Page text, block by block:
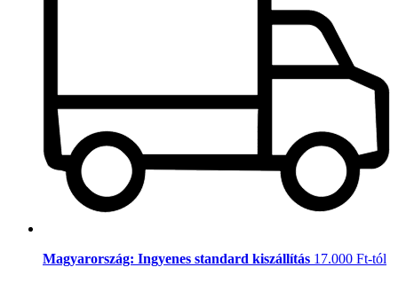
Magyarország: Ingyenes standard kiszállítás 17.000 Ft-tól